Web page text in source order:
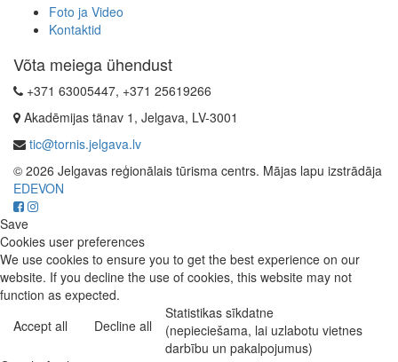
Foto ja Video
Kontaktid
Võta meiega ühendust
+371 63005447, +371 25619266
Akadēmijas tänav 1, Jelgava, LV-3001
tic@tornis.jelgava.lv
© 2026 Jelgavas reģionālais tūrisma centrs. Mājas lapu izstrādāja
EDEVON
Save
Cookies user preferences
We use cookies to ensure you to get the best experience on our
website. If you decline the use of cookies, this website may not
function as expected.
Accept all
Decline all
Statistikas sīkdatne
(nepieciešama, lai uzlabotu vietnes
darbību un pakalpojumus)